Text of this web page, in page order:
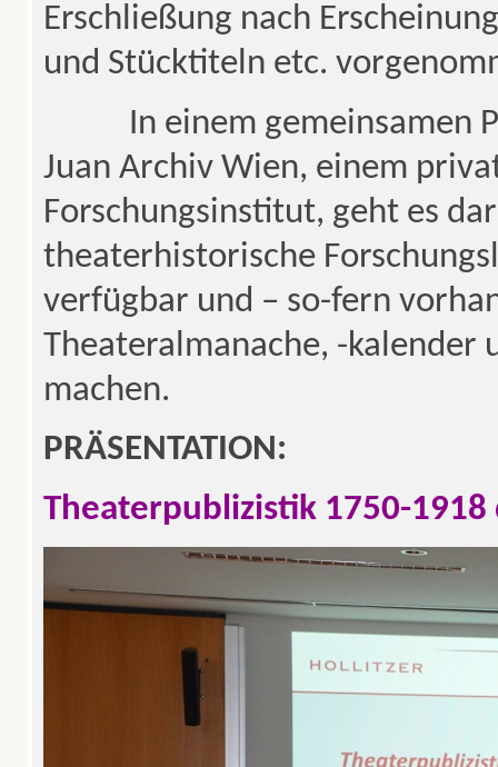
Erschließung nach
und Stücktiteln etc.
In einem gemeinsamen
Juan Archiv Wien, einem
Forschungsinstitut, geht es
theaterhistorische
verfügbar und – so-fern
Theateralmanache, -kalender
machen.
PRÄSENTATION:
Theaterpublizistik 1750-